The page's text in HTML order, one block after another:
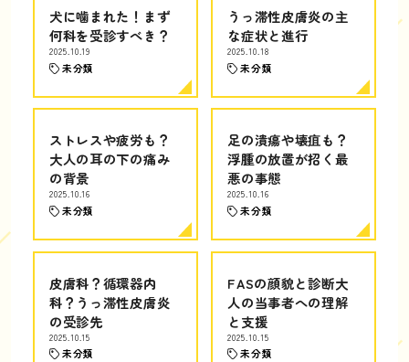
犬に噛まれた！まず
何科を受診すべき？
2025.10.19
未分類
うっ滞性皮膚炎の主
な症状と進行
2025.10.18
未分類
ストレスや疲労も？
大人の耳の下の痛み
の背景
2025.10.16
未分類
足の潰瘍や壊疽も？
浮腫の放置が招く最
悪の事態
2025.10.16
未分類
皮膚科？循環器内
科？うっ滞性皮膚炎
の受診先
2025.10.15
未分類
FASの顔貌と診断大
人の当事者への理解
と支援
2025.10.15
未分類